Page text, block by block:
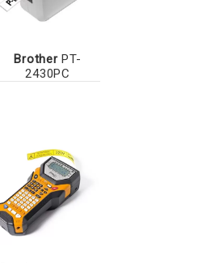
BrotherPT-
2430PC